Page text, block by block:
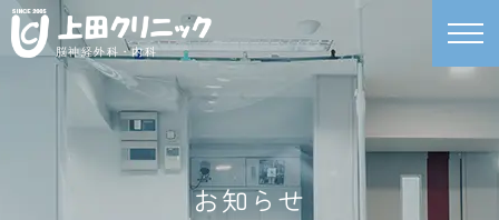
脳神経外科・内科
お知らせ